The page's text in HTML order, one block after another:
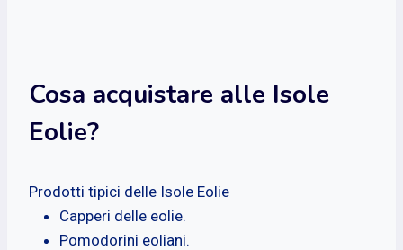
Cosa acquistare alle Isole
Eolie?
Prodotti tipici delle Isole Eolie
Capperi delle eolie.
Pomodorini eoliani.